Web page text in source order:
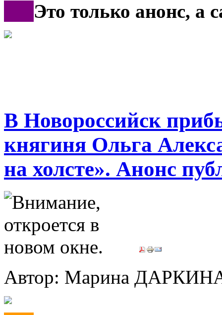
Это только анонс, а
В Новороссийск
княгиня Ольга
на холсте». Анонс
Автор: Марина